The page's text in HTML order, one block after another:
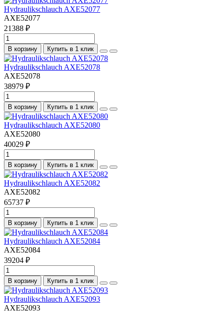
Hydraulikschlauch AXE52077
AXE52077
21388 ₽
В корзину Купить в 1 клик
Hydraulikschlauch AXE52078
AXE52078
38979 ₽
В корзину Купить в 1 клик
Hydraulikschlauch AXE52080
AXE52080
40029 ₽
В корзину Купить в 1 клик
Hydraulikschlauch AXE52082
AXE52082
65737 ₽
В корзину Купить в 1 клик
Hydraulikschlauch AXE52084
AXE52084
39204 ₽
В корзину Купить в 1 клик
Hydraulikschlauch AXE52093
AXE52093